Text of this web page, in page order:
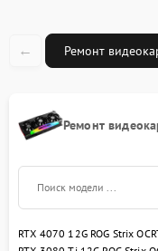
← Ремонт
Ремонт
RTX 4070 12G ROG Strix OC